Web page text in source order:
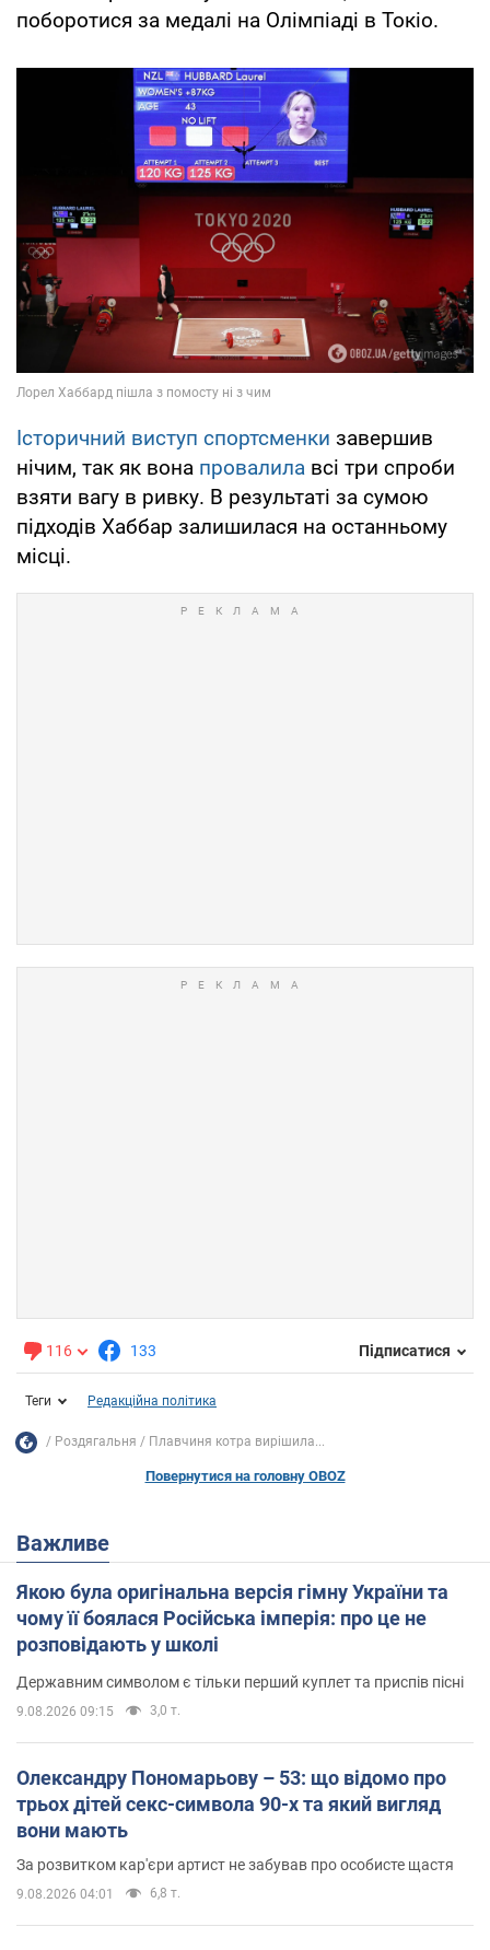
поборотися за медалі на Олімпіаді в Токіо.​
Історичний виступ спортсменки завершив
нічим, так як вона провалила всі три спроби
взяти вагу в ривку. В результаті за сумою
підходів Хаббар залишилася на останньому
місці.
116 133 Підписатися
Теги Редакційна політика
Роздягальня Плавчиня котра вирішила...
Повернутися на головну OBOZ
Важливе
Якою була оригінальна версія гімну України та
чому її боялася Російська імперія: про це не
розповідають у школі
Державним символом є тільки перший куплет та приспів пісні
9.08.2026 09:15 3,0 т.
Олександру Пономарьову – 53: що відомо про
трьох дітей секс-символа 90-х та який вигляд
вони мають
За розвитком кар'єри артист не забував про особисте щастя
9.08.2026 04:01 6,8 т.